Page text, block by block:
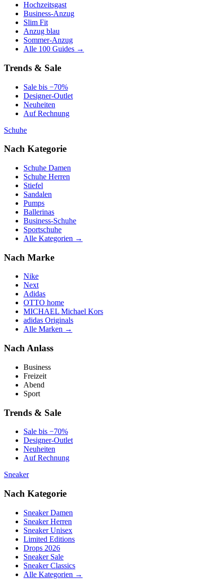
Hochzeitsgast
Business-Anzug
Slim Fit
Anzug blau
Sommer-Anzug
Alle 100 Guides →
Trends & Sale
Sale bis −70%
Designer-Outlet
Neuheiten
Auf Rechnung
Schuhe
Nach Kategorie
Schuhe Damen
Schuhe Herren
Stiefel
Sandalen
Pumps
Ballerinas
Business-Schuhe
Sportschuhe
Alle Kategorien →
Nach Marke
Nike
Next
Adidas
OTTO home
MICHAEL Michael Kors
adidas Originals
Alle Marken →
Nach Anlass
Business
Freizeit
Abend
Sport
Trends & Sale
Sale bis −70%
Designer-Outlet
Neuheiten
Auf Rechnung
Sneaker
Nach Kategorie
Sneaker Damen
Sneaker Herren
Sneaker Unisex
Limited Editions
Drops 2026
Sneaker Sale
Sneaker Classics
Alle Kategorien →